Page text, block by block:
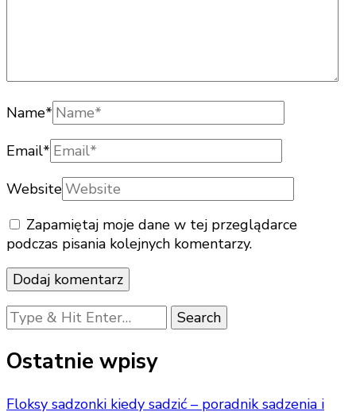
Name*
Email*
Website
Zapamiętaj moje dane w tej przeglądarce
podczas pisania kolejnych komentarzy.
Looking
for
Something?
Ostatnie wpisy
Floksy sadzonki kiedy sadzić – poradnik sadzenia i